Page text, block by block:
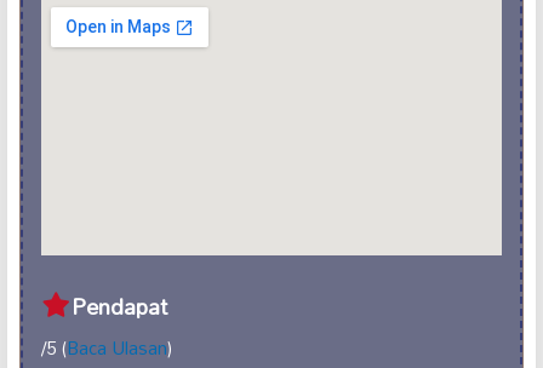
Pendapat
/5 (Baca Ulasan)